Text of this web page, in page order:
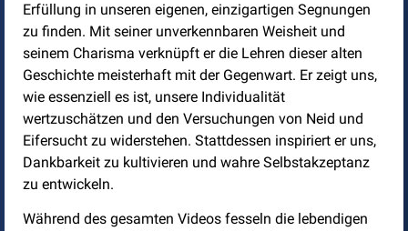
Erfüllung in unseren eigenen, einzigartigen Segnungen
zu finden. Mit seiner unverkennbaren Weisheit und
seinem Charisma verknüpft er die Lehren dieser alten
Geschichte meisterhaft mit der Gegenwart. Er zeigt uns,
wie essenziell es ist, unsere Individualität
wertzuschätzen und den Versuchungen von Neid und
Eifersucht zu widerstehen. Stattdessen inspiriert er uns,
Dankbarkeit zu kultivieren und wahre Selbstakzeptanz
zu entwickeln.
Während des gesamten Videos fesseln die lebendigen